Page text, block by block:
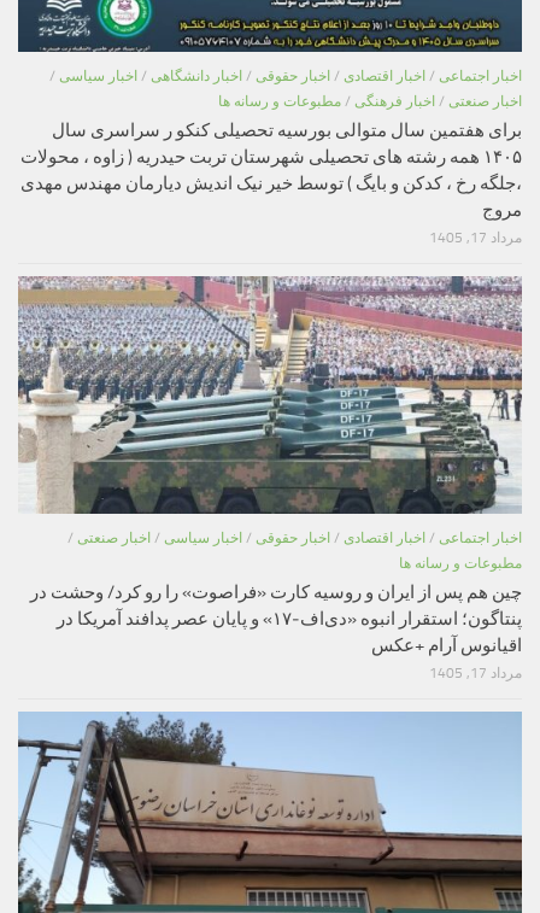
اخبار اجتماعی / اخبار اقتصادی / اخبار حقوقی / اخبار دانشگاهی / اخبار سیاسی /
اخبار صنعتی / اخبار فرهنگی / مطبوعات و رسانه ها
برای هفتمین سال متوالی بورسیه تحصیلی کنکو ر سراسری سال
۱۴۰۵ همه رشته های تحصیلی شهرستان تربت حیدریه ( زاوه ، محولات
،جلگه رخ ، کدکن و بایگ ) توسط خیر نیک اندیش دیارمان مهندس مهدی
مروج
مرداد 17, 1405
اخبار اجتماعی / اخبار اقتصادی / اخبار حقوقی / اخبار سیاسی / اخبار صنعتی /
مطبوعات و رسانه ها
چین هم پس از ایران و روسیه کارت «فراصوت» را رو کرد/ وحشت در
پنتاگون؛ استقرار انبوه «دی‌اف‑۱۷» و پایان عصر پدافند آمریکا در
اقیانوس آرام +عکس
مرداد 17, 1405